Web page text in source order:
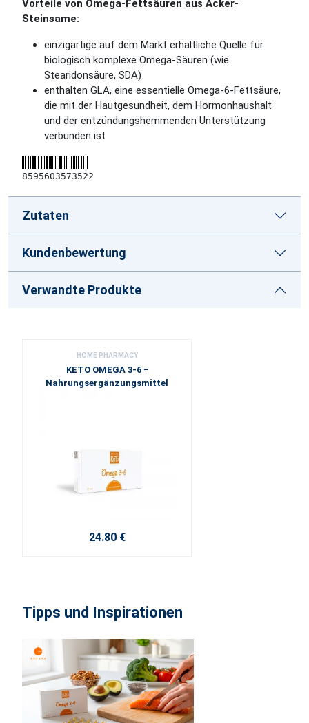
Vorteile von Omega-Fettsäuren aus Acker-
Steinsame:
einzigartige auf dem Markt erhältliche Quelle für
biologisch komplexe Omega-Säuren (wie
Stearidonsäure, SDA)
enthalten GLA, eine essentielle Omega-6-Fettsäure,
die mit der Hautgesundheit, dem Hormonhaushalt
und der entzündungshemmenden Unterstützung
verbunden ist
8595603573522
Zutaten
Kundenbewertung
Verwandte Produkte
HOME PHARMACY
KETO OMEGA 3-6 −
Nahrungsergänzungsmittel
24.80 €
Tipps und Inspirationen